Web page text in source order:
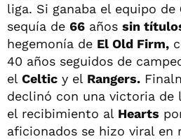
liga. Si ganaba el equipo de
sequía de 66 años sin
hegemonía de El Old Firm,
40 años seguidos de
el Celtic y el Rangers.
declinó con una victoria de
el recibimiento al Hearts
aficionados se hizo viral en